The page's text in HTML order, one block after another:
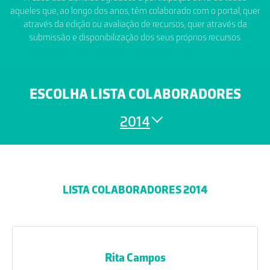
aqueles que, ao longo dos anos, têm colaborado com o portal, quer
através da edição ou avaliação de recursos, quer através da
submissão e disponibilização dos seus próprios recursos.
ESCOLHA LISTA COLABORADORES
2014
LISTA COLABORADORES 2014
Rita Campos